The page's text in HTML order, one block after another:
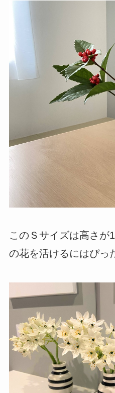
このＳサイズは高さが
の花を活けるにはぴっ